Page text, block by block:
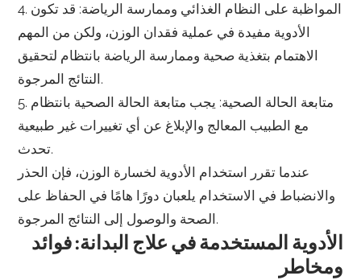
4. المواظبة على النظام الغذائي وممارسة الرياضة: قد تكون
الأدوية مفيدة في عملية فقدان الوزن، ولكن من المهم
الاهتمام بتغذية صحية وممارسة الرياضة بانتظام لتحقيق
النتائج المرجوة.
5. متابعة الحالة الصحية: يجب متابعة الحالة الصحية بانتظام
مع الطبيب المعالج والإبلاغ عن أي تغييرات غير طبيعية
تحدث.
عندما تقرر استخدام الأدوية لخسارة الوزن، فإن الحذر
والانضباط في الاستخدام يلعبان دورًا هامًا في الحفاظ على
الصحة والوصول إلى النتائج المرجوة.
الأدوية المستخدمة في علاج البدانة: فوائد
ومخاطر